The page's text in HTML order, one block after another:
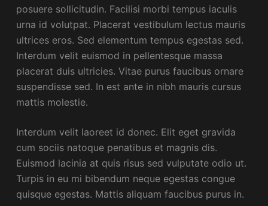
posuere sollicitudin. Facilisi morbi tempus iaculis
urna id volutpat. Placerat vestibulum lectus mauris
ultrices eros. Sed elementum tempus egestas sed.
Interdum velit euismod in pellentesque massa
placerat duis ultricies. Vitae purus faucibus ornare
suspendisse sed. In est ante in nibh mauris cursus
mattis molestie.
Interdum velit laoreet id donec. Elit eget gravida
cum sociis natoque penatibus et magnis dis.
Euismod lacinia at quis risus sed vulputate odio ut.
Turpis in eu mi bibendum neque egestas congue
quisque egestas. Mattis aliquam faucibus purus in.